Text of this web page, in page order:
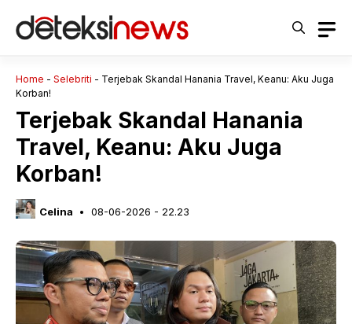
Home - Selebriti - Terjebak Skandal Hanania Travel, Keanu: Aku Juga
Korban!
Terjebak Skandal Hanania
Travel, Keanu: Aku Juga
Korban!
Celina 08-06-2026 - 22.23